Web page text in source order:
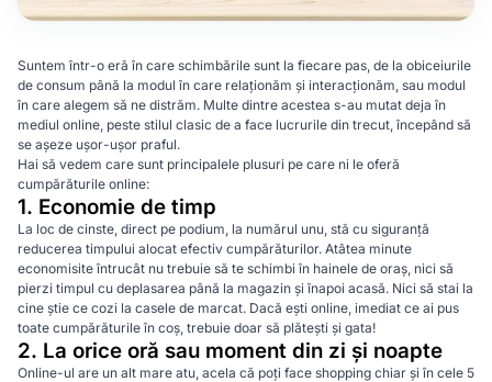
Suntem într-o eră în care schimbările sunt la fiecare pas, de la obiceiurile
de consum până la modul în care relaționăm și interacționăm, sau modul
în care alegem să ne distrăm. Multe dintre acestea s-au mutat deja în
mediul online, peste stilul clasic de a face lucrurile din trecut, începând să
se așeze ușor-ușor praful.
Hai să vedem care sunt principalele plusuri pe care ni le oferă
cumpărăturile online:
1. Economie de timp
La loc de cinste, direct pe podium, la numărul unu, stă cu siguranță
reducerea timpului alocat efectiv cumpărăturilor. Atâtea minute
economisite întrucât nu trebuie să te schimbi în hainele de oraș, nici să
pierzi timpul cu deplasarea până la magazin și înapoi acasă. Nici să stai la
cine știe ce cozi la casele de marcat. Dacă ești online, imediat ce ai pus
toate cumpărăturile în coș, trebuie doar să plătești și gata!
2. La orice oră sau moment din zi și noapte
Online-ul are un alt mare atu, acela că poți face shopping chiar și în cele 5